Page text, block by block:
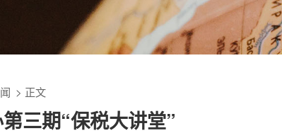
> 正文
三期“保税大讲堂”